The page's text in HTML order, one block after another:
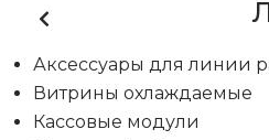
Аксессуары для линии
Витрины охлаждаемые
Кассовые модули